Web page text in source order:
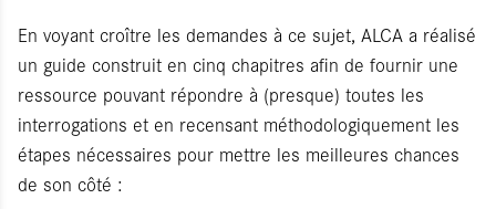
En voyant croître les demandes à ce sujet, ALCA a réalisé
un guide construit en cinq chapitres afin de fournir une
ressource pouvant répondre à (presque) toutes les
interrogations et en recensant méthodologiquement les
étapes nécessaires pour mettre les meilleures chances
de son côté :